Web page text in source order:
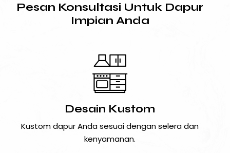
Pesan Konsultasi Untuk Dapur
Impian Anda
Desain Kustom
Kustom dapur Anda sesuai dengan selera dan
kenyamanan.